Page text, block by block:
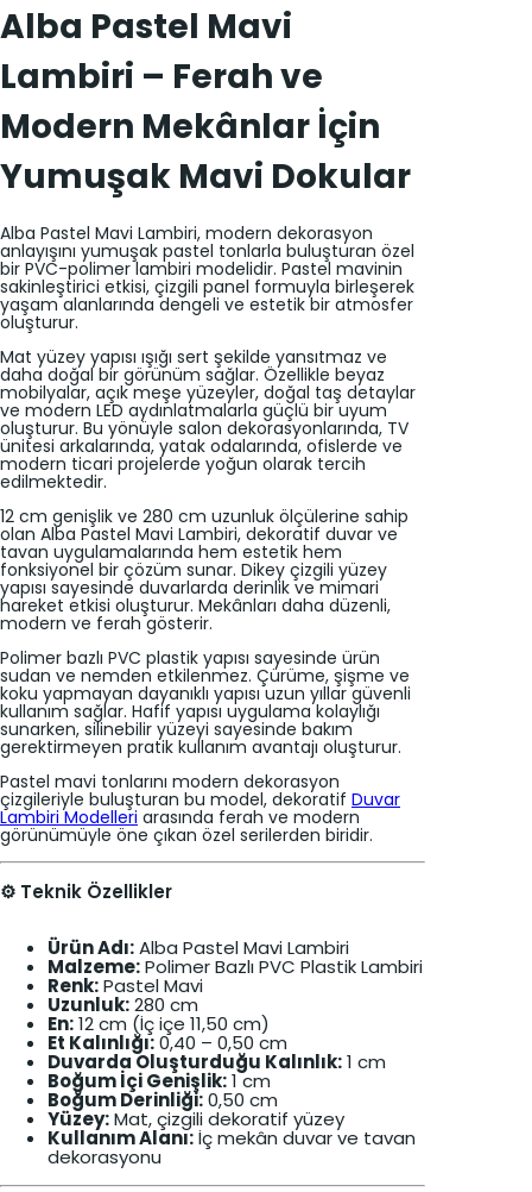
d
e
Alba Pastel Mavi
Lambiri – Ferah ve
Modern Mekânlar İçin
Yumuşak Mavi Dokular
Alba Pastel Mavi Lambiri, modern dekorasyon
anlayışını yumuşak pastel tonlarla buluşturan özel
bir PVC-polimer lambiri modelidir. Pastel mavinin
sakinleştirici etkisi, çizgili panel formuyla birleşerek
yaşam alanlarında dengeli ve estetik bir atmosfer
oluşturur.
Mat yüzey yapısı ışığı sert şekilde yansıtmaz ve
daha doğal bir görünüm sağlar. Özellikle beyaz
mobilyalar, açık meşe yüzeyler, doğal taş detaylar
ve modern LED aydınlatmalarla güçlü bir uyum
oluşturur. Bu yönüyle salon dekorasyonlarında, TV
ünitesi arkalarında, yatak odalarında, ofislerde ve
modern ticari projelerde yoğun olarak tercih
edilmektedir.
12 cm genişlik ve 280 cm uzunluk ölçülerine sahip
olan Alba Pastel Mavi Lambiri, dekoratif duvar ve
tavan uygulamalarında hem estetik hem
fonksiyonel bir çözüm sunar. Dikey çizgili yüzey
yapısı sayesinde duvarlarda derinlik ve mimari
hareket etkisi oluşturur. Mekânları daha düzenli,
modern ve ferah gösterir.
Polimer bazlı PVC plastik yapısı sayesinde ürün
sudan ve nemden etkilenmez. Çürüme, şişme ve
koku yapmayan dayanıklı yapısı uzun yıllar güvenli
kullanım sağlar. Hafif yapısı uygulama kolaylığı
sunarken, silinebilir yüzeyi sayesinde bakım
gerektirmeyen pratik kullanım avantajı oluşturur.
Pastel mavi tonlarını modern dekorasyon
çizgileriyle buluşturan bu model, dekoratif Duvar
Lambiri Modelleri arasında ferah ve modern
görünümüyle öne çıkan özel serilerden biridir.
⚙️ Teknik Özellikler
Ürün Adı:Alba Pastel Mavi Lambiri
Malzeme:Polimer Bazlı PVC Plastik Lambiri
Renk:Pastel Mavi
Uzunluk:280 cm
En:12 cm (İç içe 11,50 cm)
Et Kalınlığı:0,40 – 0,50 cm
Duvarda Oluşturduğu Kalınlık:1 cm
Boğum İçi Genişlik:1 cm
Boğum Derinliği:0,50 cm
Yüzey:Mat, çizgili dekoratif yüzey
Kullanım Alanı:İç mekân duvar ve tavan
dekorasyonu